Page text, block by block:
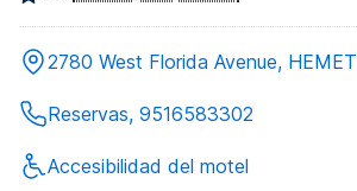
2780 West Florida Avenue, HEMET
Reservas, 9516583302
Accesibilidad del motel